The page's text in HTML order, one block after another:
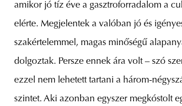
amikor jó tíz éve a gasztroforradalom a
elérte. Megjelentek a valóban jó és
szakértelemmel, magas minőségű
dolgoztak. Persze ennek ára volt – szó
ezzel nem lehetett tartani a három-
szintet. Aki azonban egyszer megkóstolt